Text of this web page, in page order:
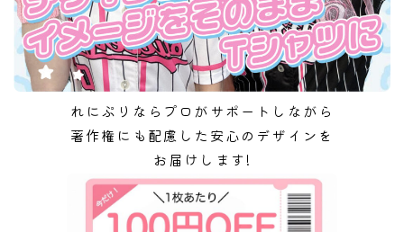
れにぷりならプロがサポートしながら
著作権にも配慮した安心のデザインを
お届けします!